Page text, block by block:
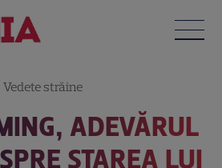
Vedete străine
ADEVĂRUL
STAREA LUI